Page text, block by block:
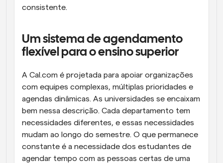
consistente.
Um sistema de agendamento
flexível para o ensino superior
A Cal.com é projetada para apoiar organizações
com equipes complexas, múltiplas prioridades e
agendas dinâmicas. As universidades se encaixam
bem nessa descrição. Cada departamento tem
necessidades diferentes, e essas necessidades
mudam ao longo do semestre. O que permanece
constante é a necessidade dos estudantes de
agendar tempo com as pessoas certas de uma